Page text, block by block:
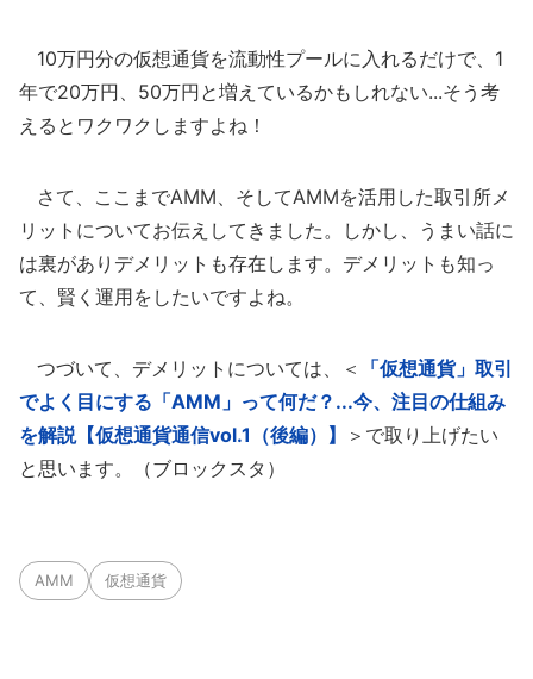
10万円分の仮想通貨を流動性プールに入れるだけで、1
年で20万円、50万円と増えているかもしれない...そう考
えるとワクワクしますよね！
さて、ここまでAMM、そしてAMMを活用した取引所メ
リットについてお伝えしてきました。しかし、うまい話に
は裏がありデメリットも存在します。デメリットも知っ
て、賢く運用をしたいですよね。
つづいて、デメリットについては、＜
「仮想通貨」取引
でよく目にする「AMM」って何だ？...今、注目の仕組み
を解説【仮想通貨通信vol.1（後編）】
＞で取り上げたい
と思います。（ブロックスタ）
AMM 仮想通貨